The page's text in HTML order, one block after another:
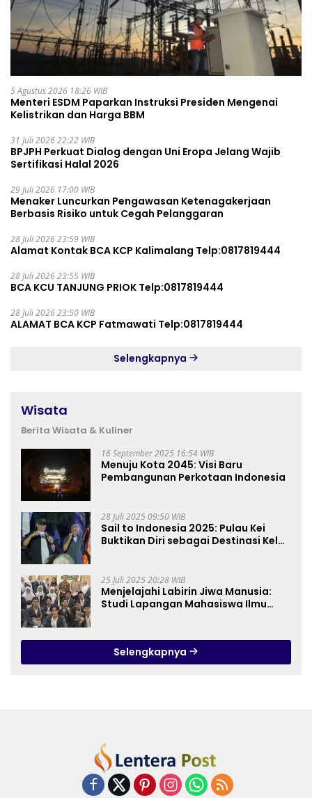
5 Agustus 2026 18:26 WIB
Menteri ESDM Paparkan Instruksi Presiden Mengenai
Kelistrikan dan Harga BBM
31 Juli 2026 22:22 WIB
BPJPH Perkuat Dialog dengan Uni Eropa Jelang Wajib
Sertifikasi Halal 2026
29 Juli 2026 17:00 WIB
Menaker Luncurkan Pengawasan Ketenagakerjaan
Berbasis Risiko untuk Cegah Pelanggaran
28 Juli 2026 23:59 WIB
Alamat Kontak BCA KCP Kalimalang Telp:0817819444
28 Juli 2026 23:55 WIB
BCA KCU TANJUNG PRIOK Telp:0817819444
28 Juli 2026 23:50 WIB
ALAMAT BCA KCP Fatmawati Telp:0817819444
Selengkapnya
Wisata
Berita Wisata & Kuliner
16 September 2025 16:54 WIB
Menuju Kota 2045: Visi Baru
Pembangunan Perkotaan Indonesia
28 Juli 2025 09:50 WIB
Sail to Indonesia 2025: Pulau Kei
Buktikan Diri sebagai Destinasi Kelas
25 Juli 2025 20:28 WIB
Menjelajahi Labirin Jiwa Manusia:
Studi Lapangan Mahasiswa Ilmu
Selengkapnya